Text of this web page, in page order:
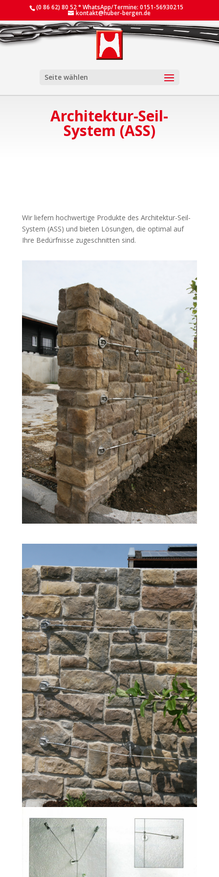
(0 86 62) 80 52 ° WhatsApp/Termine: 0151-56930215
kontakt@huber-bergen.de
Seite wählen
Architektur-Seil-
System (ASS)
Wir liefern hochwertige Produkte des Architektur-Seil-
System (ASS) und bieten Lösungen, die optimal auf
Ihre Bedürfnisse zugeschnitten sind.